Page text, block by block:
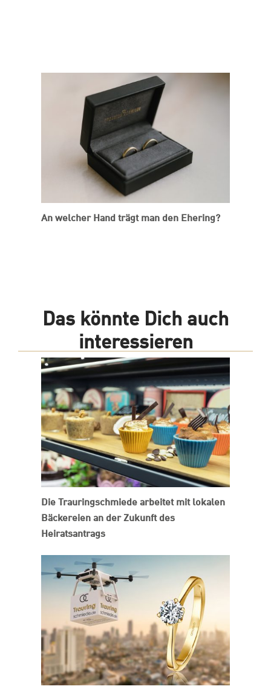
An welcher Hand trägt man den Ehering?
Das könnte Dich auch
interessieren
Die Trauringschmiede arbeitet mit lokalen
Bäckereien an der Zukunft des
Heiratsantrags